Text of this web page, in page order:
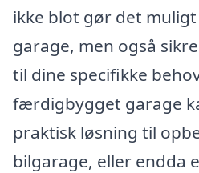
ikke blot gør det
garage, men også
til dine specifikke
færdigbygget garage
praktisk løsning til
bilgarage, eller endda